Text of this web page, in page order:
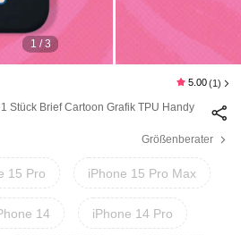
1 / 3
5.00 (1)
Stück Brief Cartoon Grafik TPU Handy
Größenberater
15 Pro iPhone 15 Pro Max
14 iPhone 14 Pro